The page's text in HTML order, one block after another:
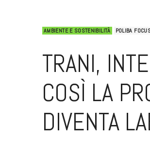
AMBIENTE E SOSTENIBILITÀ POLIBA
TRANI,
COSÌ LA
DIVENTA